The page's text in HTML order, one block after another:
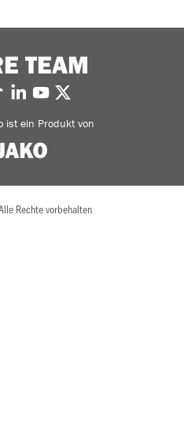
TEAM
ist ein Produkt von
Rechte vorbehalten